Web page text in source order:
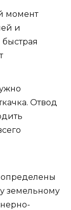
момент
и
Отвод
земельному